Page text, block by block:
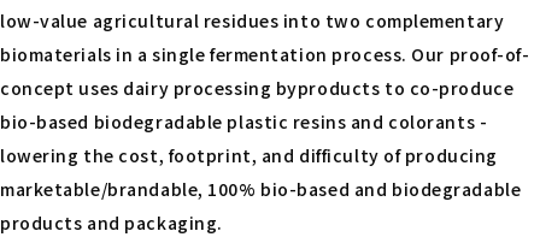
low-value agricultural residues into two complementary
biomaterials in a single fermentation process. Our proof-of-
concept uses dairy processing byproducts to co-produce
bio-based biodegradable plastic resins and colorants -
lowering the cost, footprint, and difficulty of producing
marketable/brandable, 100% bio-based and biodegradable
products and packaging.